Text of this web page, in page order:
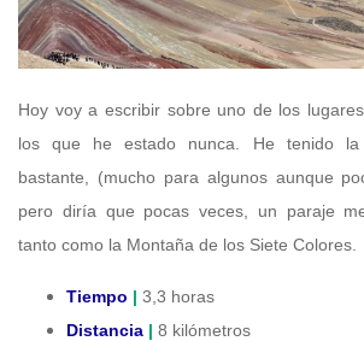
Hoy voy a escribir sobre uno de los
los que he estado nunca. He tenido
bastante, (mucho para algunos aunque
pero diría que pocas veces, un paraje
tanto como la Montaña de los Siete Colores.
Tiempo | 3,3 horas
Distancia | 8 kilómetros